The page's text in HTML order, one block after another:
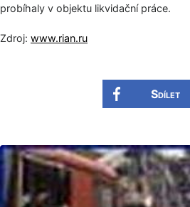
probíhaly v objektu likvidační práce.
Zdroj: www.rian.ru
Sdílet